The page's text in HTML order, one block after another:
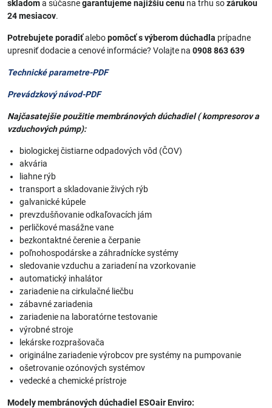
skladoma súčasnegarantujeme najižšiu cenu na trhu sozárukou
24 mesiacov.
Potrebujete poradiťalebopomôcť s výberom dúchadla prípadne
upresniť dodacie a cenové informácie? Volajte na 0908 863 639
Technické parametre-PDF
Prevádzkový návod-PDF
Najčasatejšie použitie membránových dúchadiel ( kompresorov a
vzduchových púmp):
biologickej čistiarne odpadových vôd (ČOV)
akvária
liahne rýb
transport a skladovanie živých rýb
galvanické kúpele
prevzdušňovanie odkaľovacích jám
perličkové masážne vane
bezkontaktné čerenie a čerpanie
poľnohospodárske a záhradnícke systémy
sledovanie vzduchu a zariadení na vzorkovanie
automatický inhalátor
zariadenie na cirkulačné liečbu
zábavné zariadenia
zariadenie na laboratórne testovanie
výrobné stroje
lekárske rozprašovača
originálne zariadenie výrobcov pre systémy na pumpovanie
ošetrovanie ozónových systémov
vedecké a chemické prístroje
Modely membránových dúchadiel ESOair Enviro: